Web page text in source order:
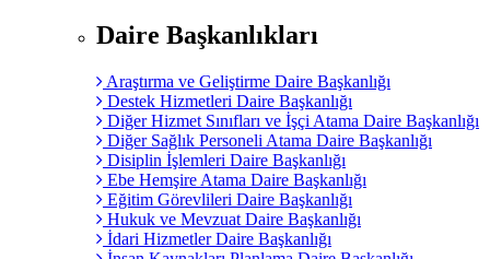
Daire Başkanlıkları
Araştırma ve Geliştirme Daire Başkanlığı
Destek Hizmetleri Daire Başkanlığı
Diğer Hizmet Sınıfları ve İşçi Atama Daire Başkanlığı
Diğer Sağlık Personeli Atama Daire Başkanlığı
Disiplin İşlemleri Daire Başkanlığı
Ebe Hemşire Atama Daire Başkanlığı
Eğitim Görevlileri Daire Başkanlığı
Hukuk ve Mevzuat Daire Başkanlığı
İdari Hizmetler Daire Başkanlığı